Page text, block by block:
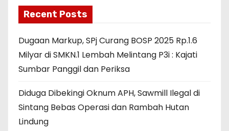
Recent Posts
Dugaan Markup, SPj Curang BOSP 2025 Rp.1.6
Milyar di SMKN.1 Lembah Melintang P3i : Kajati
Sumbar Panggil dan Periksa
Diduga Dibekingi Oknum APH, Sawmill Ilegal di
Sintang Bebas Operasi dan Rambah Hutan
Lindung